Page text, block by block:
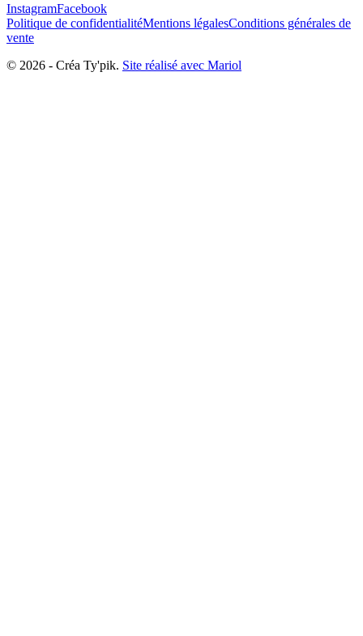
InstagramFacebook
Politique de confidentialitéMentions légalesConditions générales de
vente
© 2026 - Créa Ty'pik. Site réalisé avec Mariol